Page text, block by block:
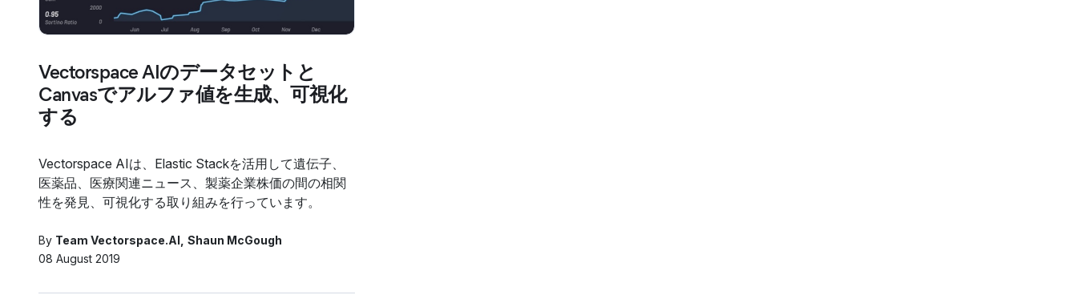
Vectorspace AIのデータセットと
Canvasでアルファ値を生成、可視化
する
Vectorspace AIは、Elastic Stackを活用して遺伝子、
医薬品、医療関連ニュース、製薬企業株価の間の相関
性を発見、可視化する取り組みを行っています。
By Team Vectorspace.AI Shaun McGough
08 August 2019